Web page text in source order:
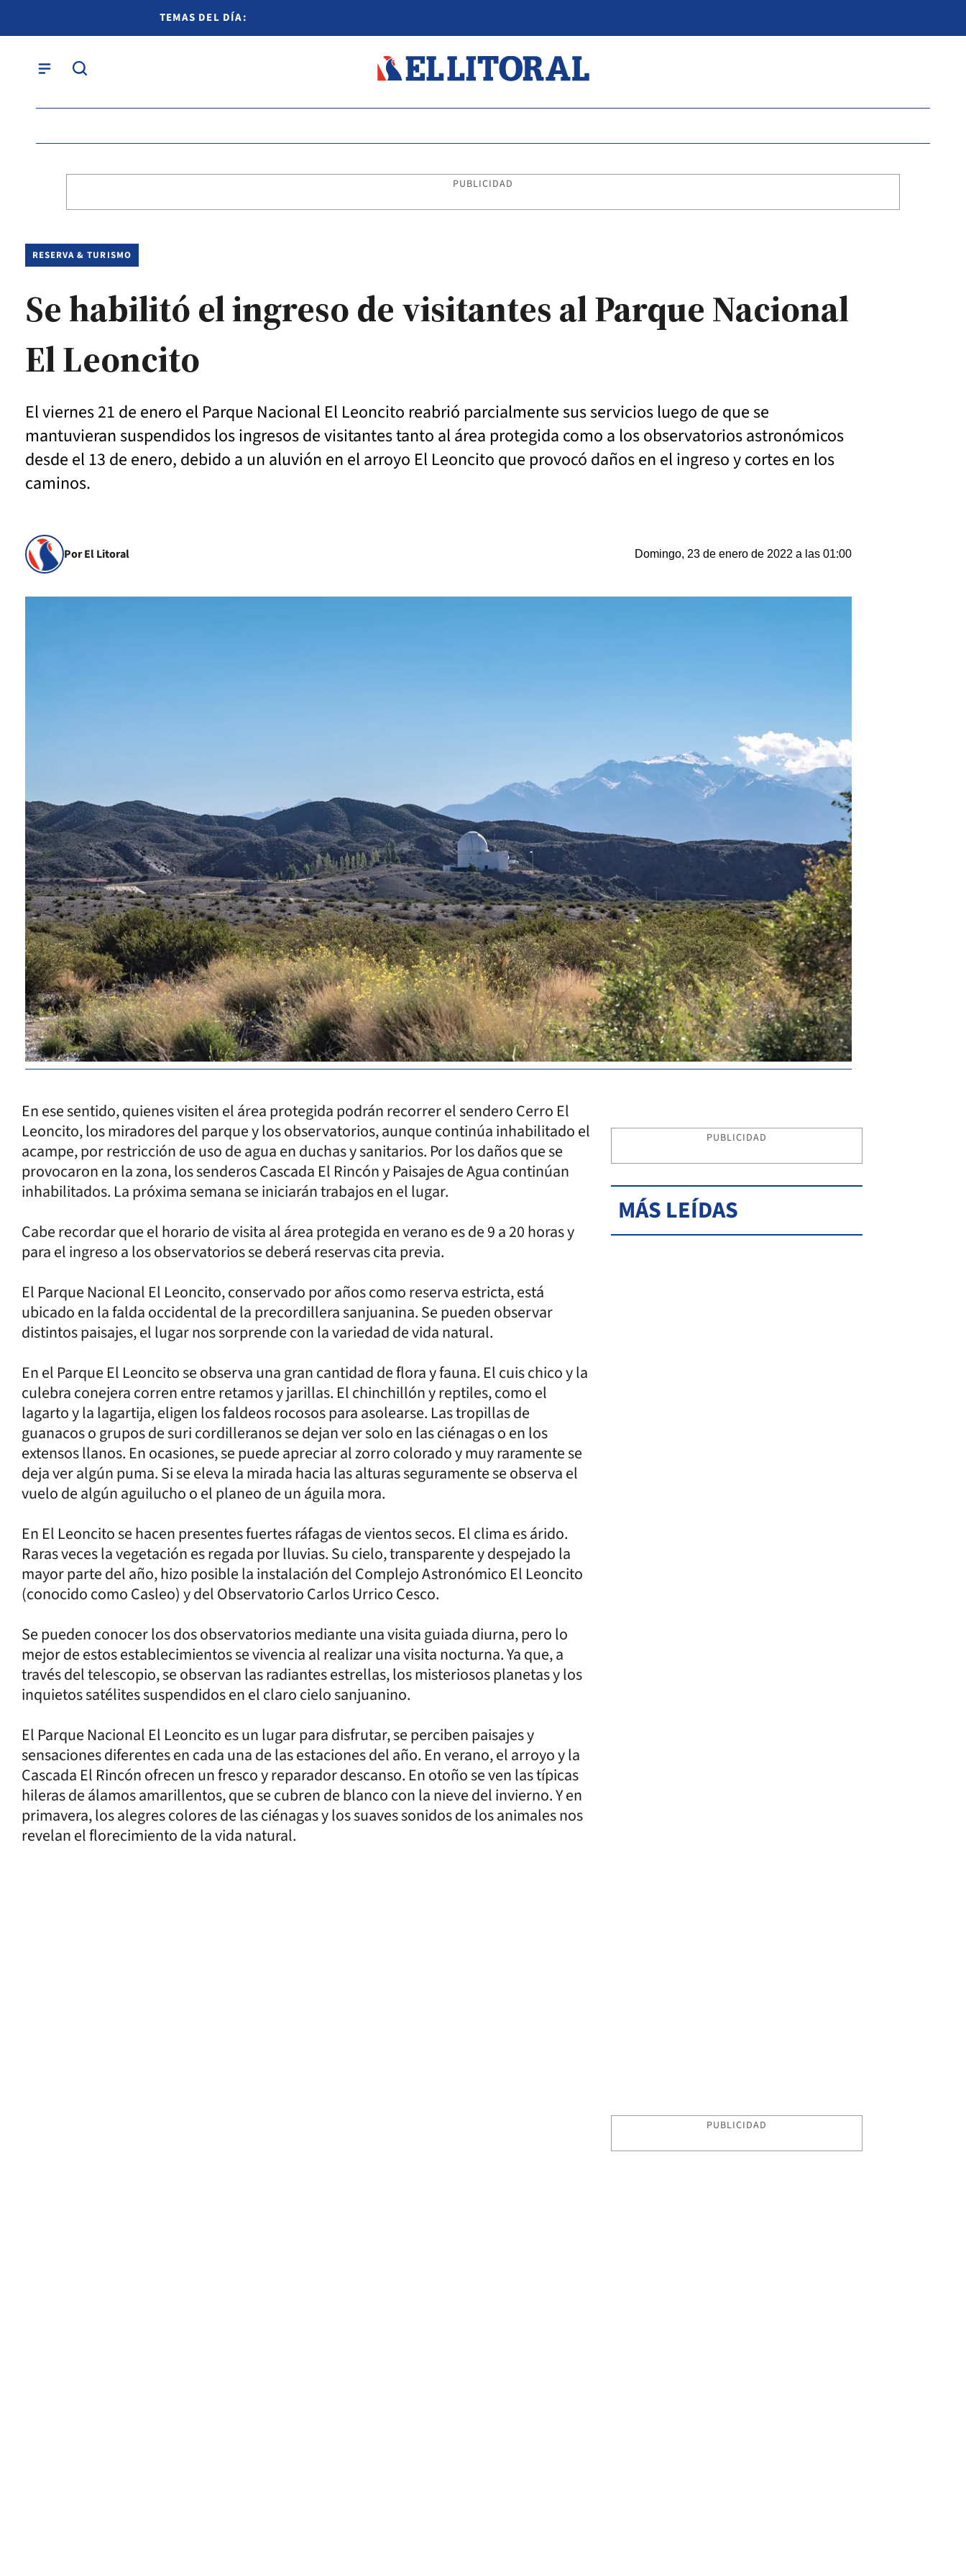
TEMAS DEL DÍA:
PUBLICIDAD
RESERVA & TURISMO
Se habilitó el ingreso de visitantes al Parque Nacional
El Leoncito
El viernes 21 de enero el Parque Nacional El Leoncito reabrió parcialmente sus servicios luego de que se
mantuvieran suspendidos los ingresos de visitantes tanto al área protegida como a los observatorios astronómicos
desde el 13 de enero, debido a un aluvión en el arroyo El Leoncito que provocó daños en el ingreso y cortes en los
caminos.
Por El Litoral Domingo, 23 de enero de 2022 a las 01:00
En ese sentido, quienes visiten el área protegida podrán recorrer el sendero Cerro El
Leoncito, los miradores del parque y los observatorios, aunque continúa inhabilitado el
acampe, por restricción de uso de agua en duchas y sanitarios. Por los daños que se
provocaron en la zona, los senderos Cascada El Rincón y Paisajes de Agua continúan
inhabilitados. La próxima semana se iniciarán trabajos en el lugar.
Cabe recordar que el horario de visita al área protegida en verano es de 9 a 20 horas y
para el ingreso a los observatorios se deberá reservas cita previa.
El Parque Nacional El Leoncito, conservado por años como reserva estricta, está
ubicado en la falda occidental de la precordillera sanjuanina. Se pueden observar
distintos paisajes, el lugar nos sorprende con la variedad de vida natural.
En el Parque El Leoncito se observa una gran cantidad de flora y fauna. El cuis chico y la
culebra conejera corren entre retamos y jarillas. El chinchillón y reptiles, como el
lagarto y la lagartija, eligen los faldeos rocosos para asolearse. Las tropillas de
guanacos o grupos de suri cordilleranos se dejan ver solo en las ciénagas o en los
extensos llanos. En ocasiones, se puede apreciar al zorro colorado y muy raramente se
deja ver algún puma. Si se eleva la mirada hacia las alturas seguramente se observa el
vuelo de algún aguilucho o el planeo de un águila mora.
En El Leoncito se hacen presentes fuertes ráfagas de vientos secos. El clima es árido.
Raras veces la vegetación es regada por lluvias. Su cielo, transparente y despejado la
mayor parte del año, hizo posible la instalación del Complejo Astronómico El Leoncito
(conocido como Casleo) y del Observatorio Carlos Urrico Cesco.
Se pueden conocer los dos observatorios mediante una visita guiada diurna, pero lo
mejor de estos establecimientos se vivencia al realizar una visita nocturna. Ya que, a
través del telescopio, se observan las radiantes estrellas, los misteriosos planetas y los
inquietos satélites suspendidos en el claro cielo sanjuanino.
El Parque Nacional El Leoncito es un lugar para disfrutar, se perciben paisajes y
sensaciones diferentes en cada una de las estaciones del año. En verano, el arroyo y la
Cascada El Rincón ofrecen un fresco y reparador descanso. En otoño se ven las típicas
hileras de álamos amarillentos, que se cubren de blanco con la nieve del invierno. Y en
primavera, los alegres colores de las ciénagas y los suaves sonidos de los animales nos
revelan el florecimiento de la vida natural.
PUBLICIDAD
MÁS LEÍDAS
PUBLICIDAD